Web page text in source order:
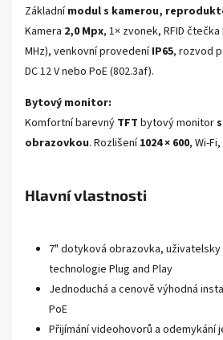
Základnímodul s kamerou,
Kamera 2,0 Mpx, 1× zvonek, RFID
MHz), venkovní provedeníIP65, rozvod
DC 12 V nebo PoE (802.3af).
Bytový monitor:
Komfortní barevný TFT bytový monitor
obrazovkou. Rozlišení1024 × 600, Wi-
Hlavní vlastnosti
7" dotyková obrazovka,
technologie Plug and Play
Jednoduchá a cenově výhodná
PoE
Přijímání videohovorů a odemykání